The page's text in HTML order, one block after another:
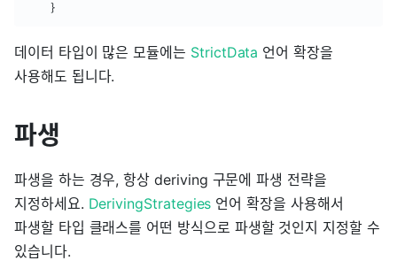
    }
데이터 타입이 많은 모듈에는 StrictData 언어 확장을
사용해도 됩니다.
파생
파생을 하는 경우, 항상 deriving 구문에 파생 전략을
지정하세요. DerivingStrategies 언어 확장을 사용해서
파생할 타입 클래스를 어떤 방식으로 파생할 것인지 지정할 수
있습니다.